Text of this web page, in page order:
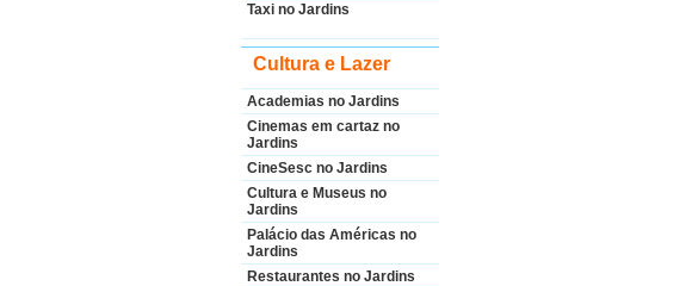
Taxi no Jardins
Cultura e Lazer
Academias no Jardins
Cinemas em cartaz no
Jardins
CineSesc no Jardins
Cultura e Museus no
Jardins
Palácio das Américas no
Jardins
Restaurantes no Jardins